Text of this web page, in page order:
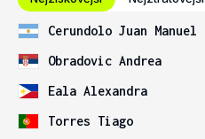
Cerundolo Juan Manuel
Obradovic Andrea
Eala Alexandra
Torres Tiago